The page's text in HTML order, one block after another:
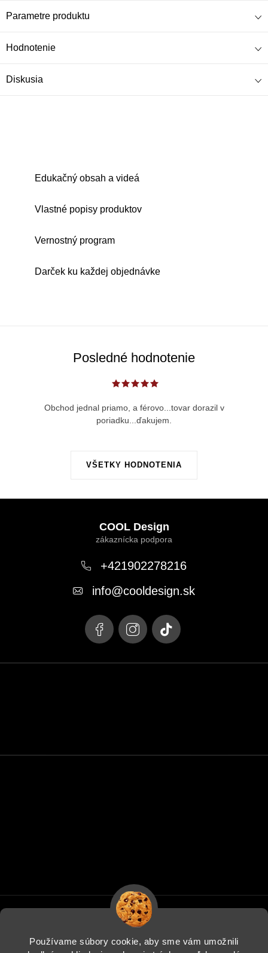
Používame súbory cookie, aby sme vám umožnili
Parametre produktu
Hodnotenie
Diskusia
Edukačný obsah a videá
Vlastné popisy produktov
Vernostný program
Darček ku každej objednávke
Posledné hodnotenie
VŠETKY HODNOTENIA
Obchod jednal priamo, a férovo...tovar dorazil v
poriadku...ďakujem.
COOL Design
+421902278216
info@cooldesign.sk